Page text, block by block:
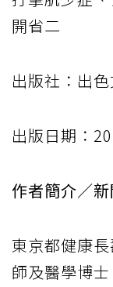
開省二
出版社：出
出版日期：
作者簡介／
東京都健康
師及醫學博士